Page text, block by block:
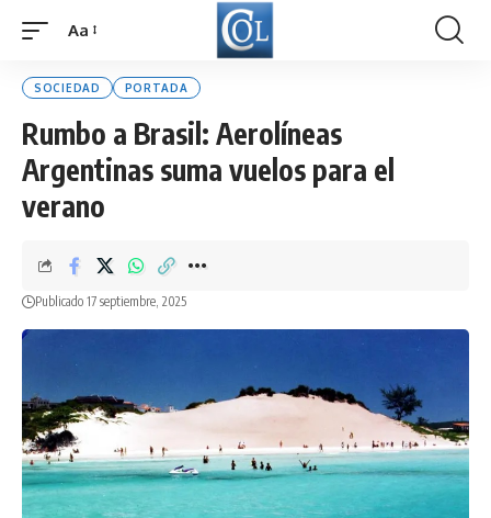
Font
Aa
SOCIEDAD PORTADA
Rumbo a Brasil: Aerolíneas
Argentinas suma vuelos para el
verano
Publicado 17 septiembre, 2025